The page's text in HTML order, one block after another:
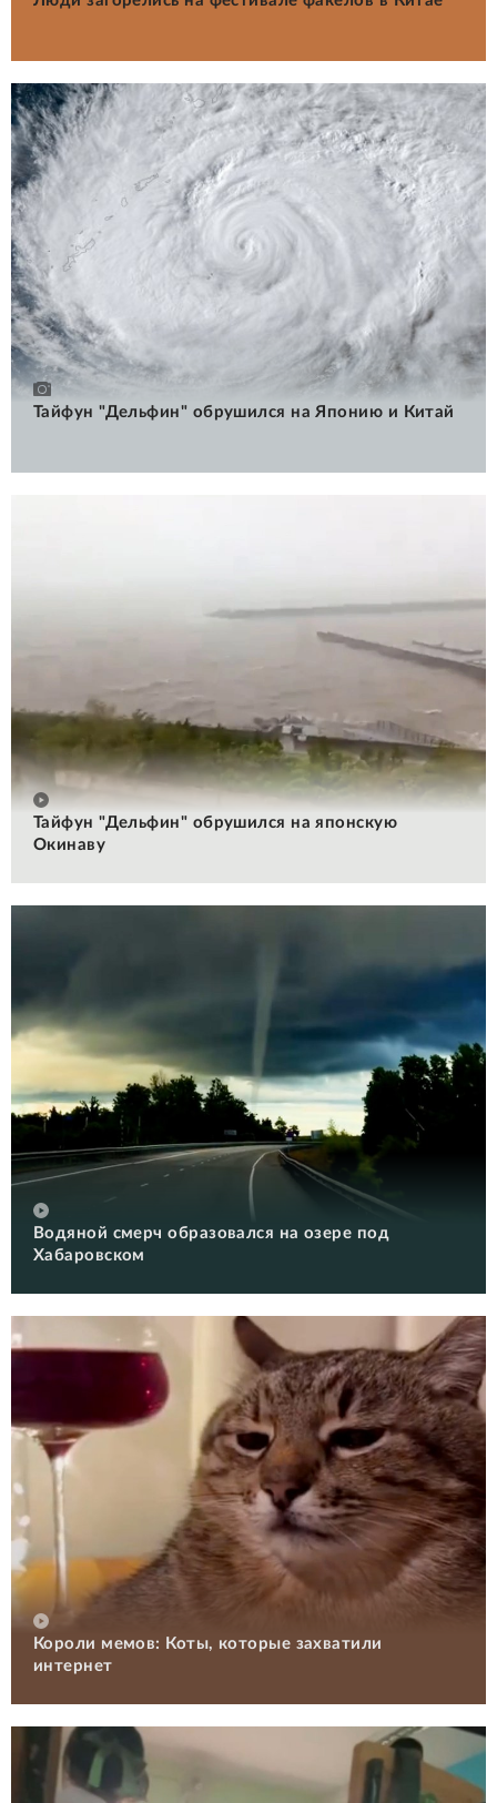
Тайфун "Дельфин" обрушился на Японию и Китай
Тайфун "Дельфин" обрушился на японскую
Окинаву
Водяной смерч образовался на озере под
Хабаровском
Короли мемов: Коты, которые захватили
интернет